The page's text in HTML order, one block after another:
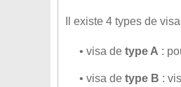
Il existe 4 types de
• visa de type A :
• visa de type B :